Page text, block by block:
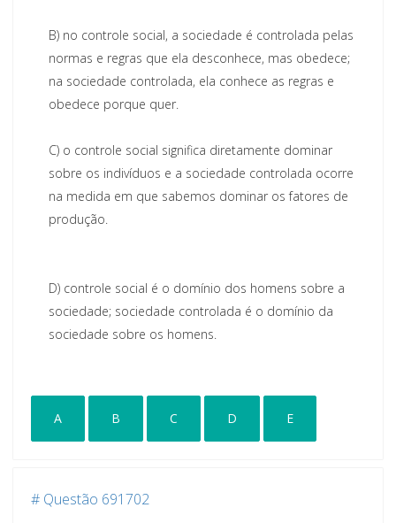
B) no controle social, a sociedade é controlada pelas
normas e regras que ela desconhece, mas obedece;
na sociedade controlada, ela conhece as regras e
obedece porque quer.
C) o controle social significa diretamente dominar
sobre os indivíduos e a sociedade controlada ocorre
na medida em que sabemos dominar os fatores de
produção.
D) controle social é o domínio dos homens sobre a
sociedade; sociedade controlada é o domínio da
sociedade sobre os homens.
A B C D E
# Questão 691702